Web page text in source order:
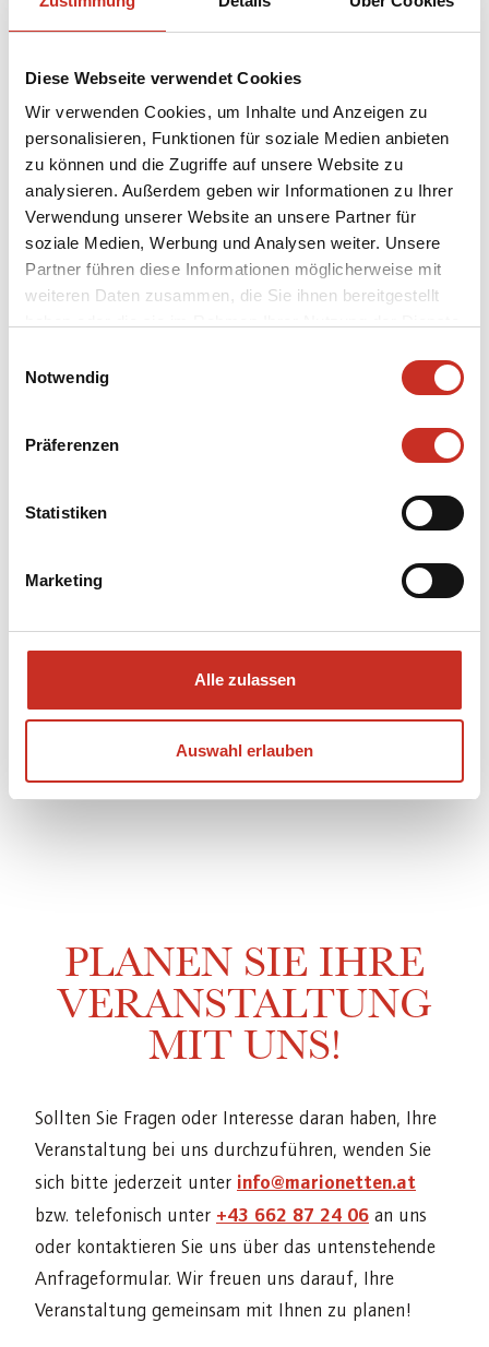
Diese Webseite verwendet Cookies
Wir verwenden Cookies, um Inhalte und Anzeigen zu
personalisieren, Funktionen für soziale Medien anbieten
zu können und die Zugriffe auf unsere Website zu
analysieren. Außerdem geben wir Informationen zu Ihrer
Verwendung unserer Website an unsere Partner für
soziale Medien, Werbung und Analysen weiter. Unsere
Partner führen diese Informationen möglicherweise mit
weiteren Daten zusammen, die Sie ihnen bereitgestellt
Notwendig
Präferenzen
Statistiken
Marketing
Alle zulassen
Auswahl erlauben
GROSSZÜGIGES FOYER
ganzer Tag (9.00 bis 18.00 Uhr) € 900,-
EXTRAS AUF
ANFRAGE
PLANEN SIE IHRE
VERANSTALTUNG
MIT UNS!
Sollten Sie Fragen oder Interesse daran haben, Ihre
Veranstaltung bei uns durchzuführen, wenden Sie
sich bitte jederzeit unter info@marionetten.at
bzw. telefonisch unter +43 662 87 24 06 an uns
oder kontaktieren Sie uns über das untenstehende
Anfrageformular. Wir freuen uns darauf, Ihre
Veranstaltung gemeinsam mit Ihnen zu planen!